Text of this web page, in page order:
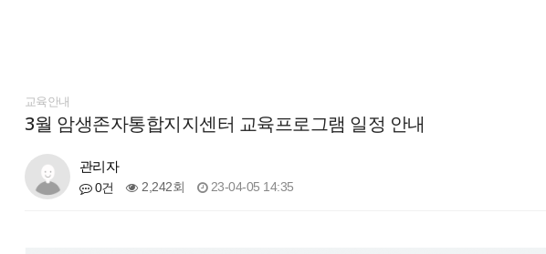
교육안내
3월 암생존자통합지지센터 교육프로그램 일정 안내
관리자
0건 2,242회 23-04-05 14:35